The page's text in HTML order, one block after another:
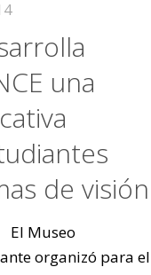
una
de visión
Museo
organizó para el